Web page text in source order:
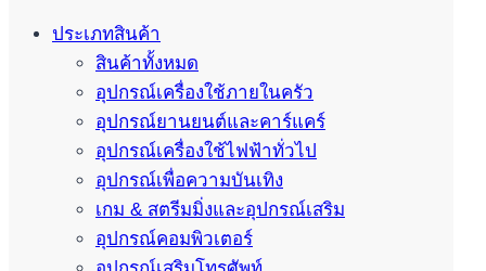
ประเภทสินค้า
สินค้าทั้งหมด
อุปกรณ์เครื่องใช้ภายในครัว
อุปกรณ์ยานยนต์และคาร์แคร์
อุปกรณ์เครื่องใช้ไฟฟ้าทั่วไป
อุปกรณ์เพื่อความบันเทิง
เกม & สตรีมมิ่งและอุปกรณ์เสริม
อุปกรณ์คอมพิวเตอร์